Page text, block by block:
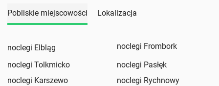
Pobliskie miejscowości Lokalizacja
noclegi Elbląg
noclegi Frombork
noclegi Tolkmicko
noclegi Pasłęk
noclegi Karszewo
noclegi Rychnowy